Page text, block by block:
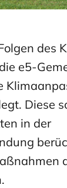
des
e5-
Diese
in der